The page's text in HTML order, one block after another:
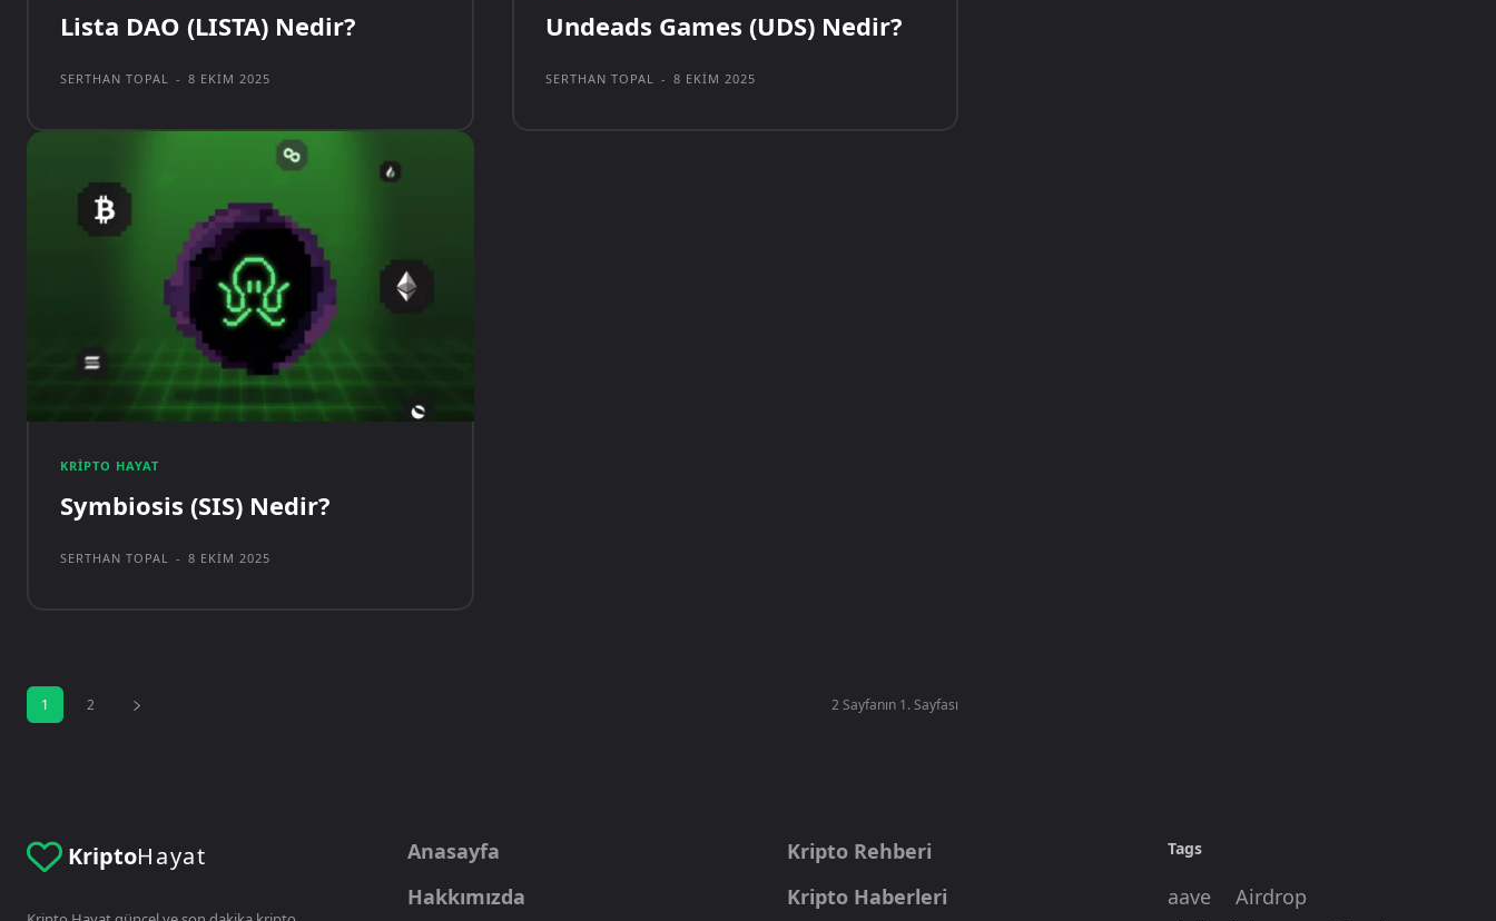
Lista DAO (LISTA) Nedir?
SERTHAN TOPAL - 8 EKIM 2025
Undeads Games (UDS) Nedir?
SERTHAN TOPAL - 8 EKIM 2025
KRIPTO HAYAT
Symbiosis (SIS) Nedir?
SERTHAN TOPAL - 8 EKIM 2025
1 2 2 Sayfanın 1. Sayfası
KriptoHayat
Anasayfa
Hakkımızda
Kripto Rehberi
Kripto Haberleri
Tags
aave
Airdrop